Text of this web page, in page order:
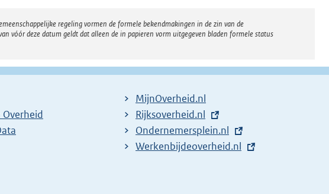
regeling vormen de formele bekendmakingen in de zin van de
vóór deze datum geldt dat alleen de in papieren vorm uitgegeven bladen formele status
MijnOverheid.nl
E
x
t
Rijksoverheid.nl
E
x
Ondernemersplein.nl
E
Werkenbijdeoverheid.nl